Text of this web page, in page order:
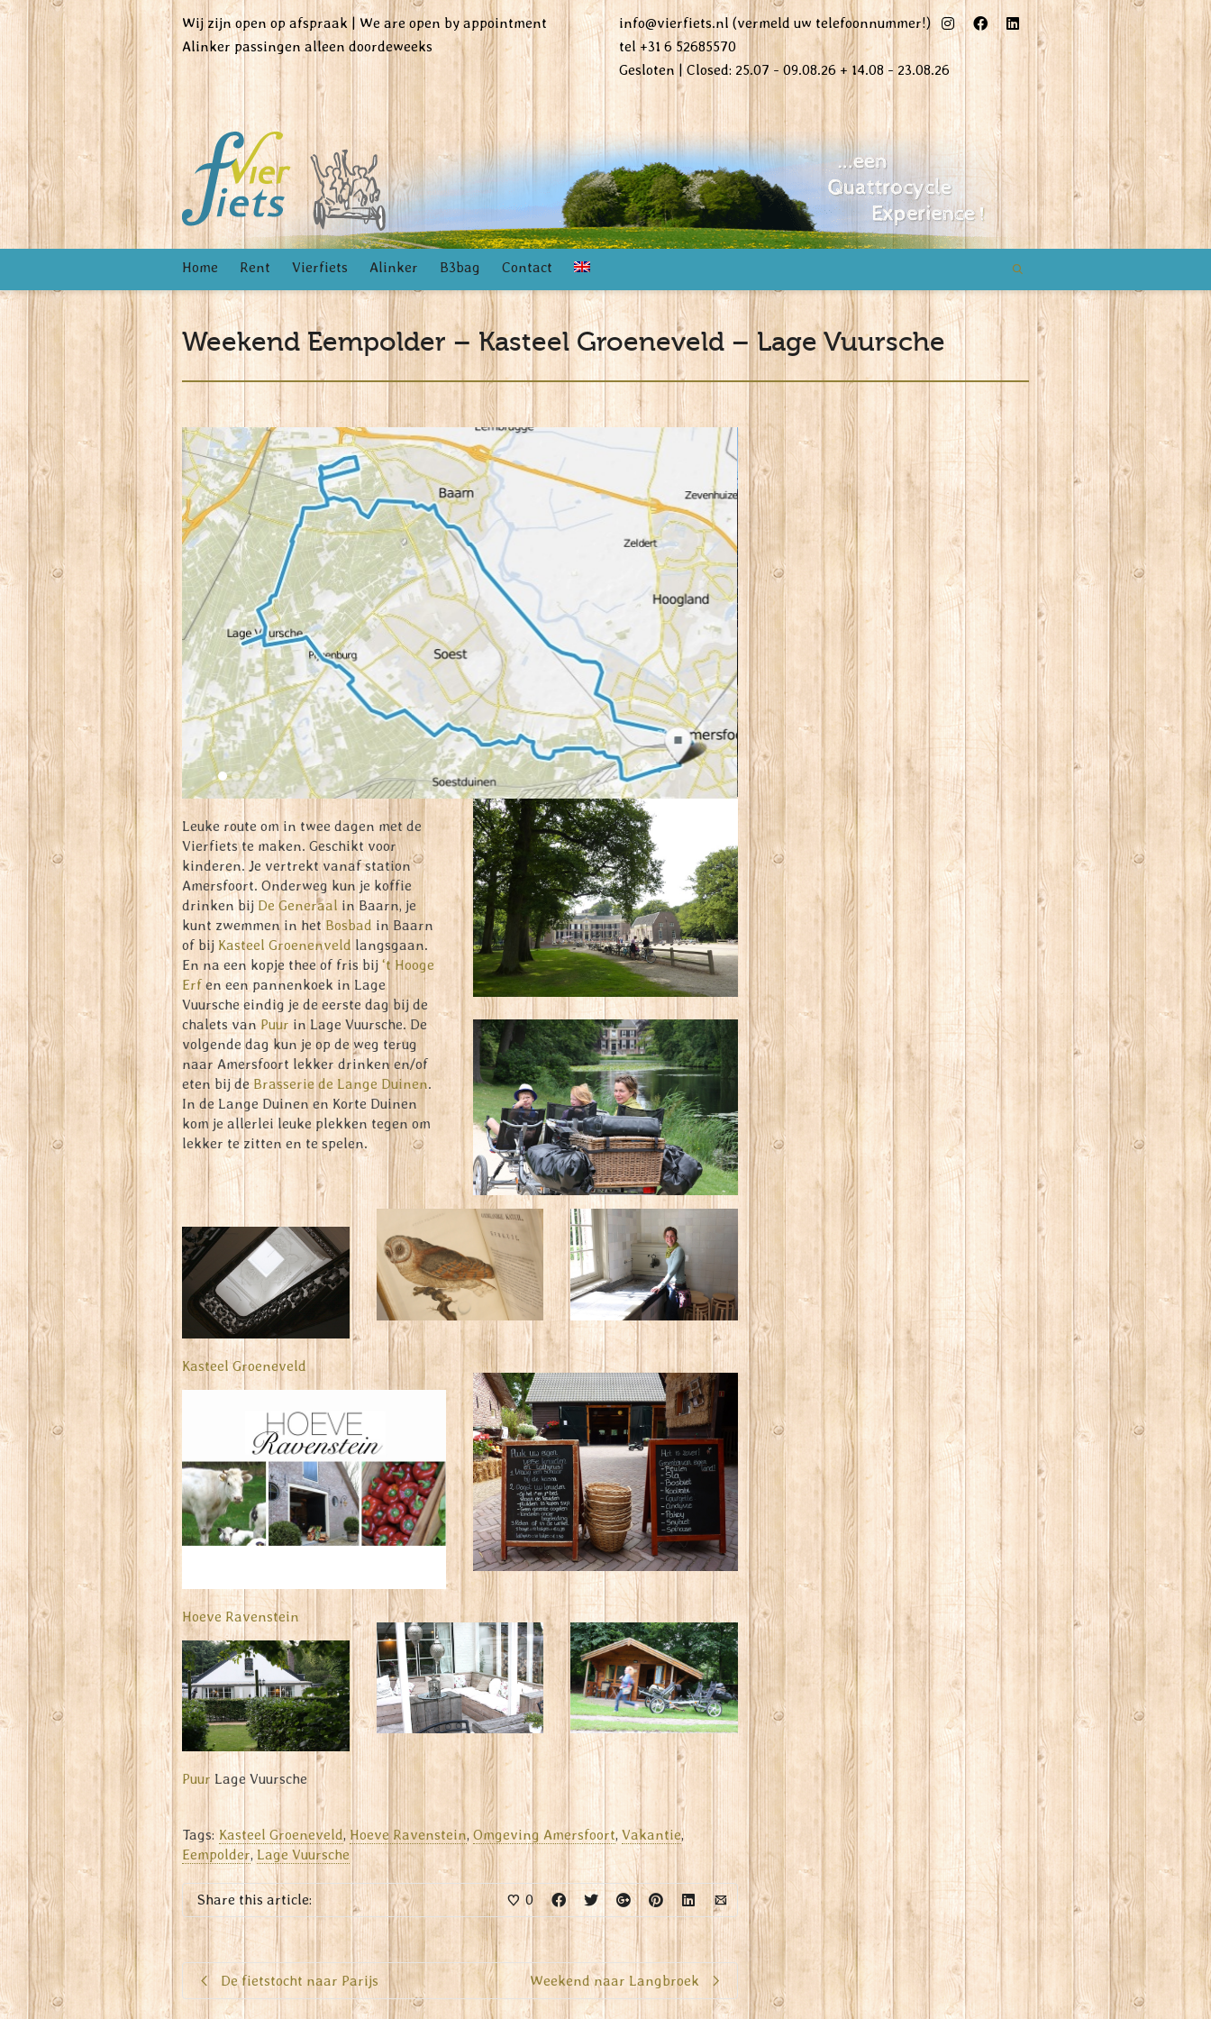
Wij zijn open op afspraak | We are open by appointment
Alinker passingen alleen doordeweeks
info@vierfiets.nl (vermeld uw telefoonnummer!)
tel +31 6 52685570
Gesloten | Closed: 25.07 - 09.08.26 + 14.08 - 23.08.26
Home Rent Vierfiets Alinker B3bag Contact
Weekend Eempolder – Kasteel Groeneveld – Lage Vuursche
1 2 3 4
Leuke route om in twee dagen met de
Vierfiets te maken. Geschikt voor
kinderen. Je vertrekt vanaf station
Amersfoort. Onderweg kun je koffie
drinken bijDe Generaal in Baarn, je
kunt zwemmen in hetBosbad in Baarn
of bij Kasteel Groenenveld langsgaan.
En na een kopje thee of fris bij ‘t Hooge
Erf en een pannenkoek in Lage
Vuursche eindig je de eerste dag bij de
chalets van Puur in Lage Vuursche. De
volgende dag kun je op de weg terug
naar Amersfoort lekker drinken en/of
eten bij deBrasserie de Lange Duinen.
In de Lange Duinen en Korte Duinen
kom je allerlei leuke plekken tegen om
lekker te zitten en te spelen.
Kasteel Groeneveld
Hoeve Ravenstein
Puur Lage Vuursche
Tags: Kasteel Groeneveld, Hoeve Ravenstein, Omgeving Amersfoort, Vakantie,
Eempolder, Lage Vuursche
Share this article: 0
De fietstocht naar Parijs Weekend naar Langbroek